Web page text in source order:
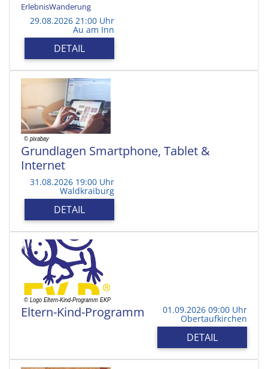
ErlebnisWanderung
29.08.2026 21:00 Uhr
Au am Inn
DETAIL
Grundlagen Smartphone, Tablet &
Internet
31.08.2026 19:00 Uhr
Waldkraiburg
DETAIL
Eltern-Kind-Programm 01.09.2026 09:00 Uhr
Obertaufkirchen
DETAIL